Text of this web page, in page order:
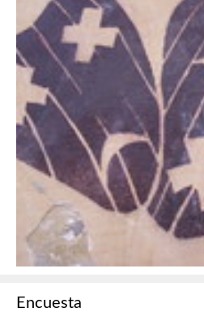
Encuesta